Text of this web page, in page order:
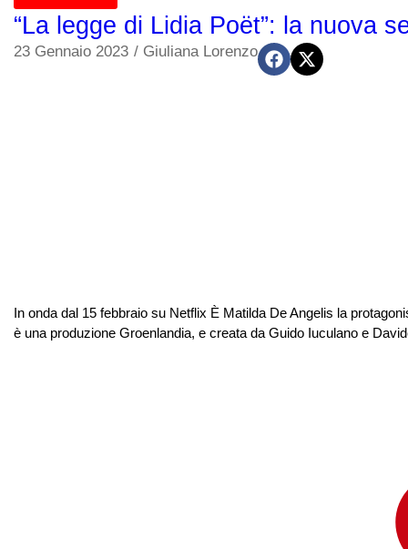
“La legge di Lidia Poët”: la nuova
23 Gennaio 2023 / Giuliana Lorenzo
In onda dal 15 febbraio su Netflix È Matilda De Angelis la
è una produzione Groenlandia, e creata da Guido Iuculano e